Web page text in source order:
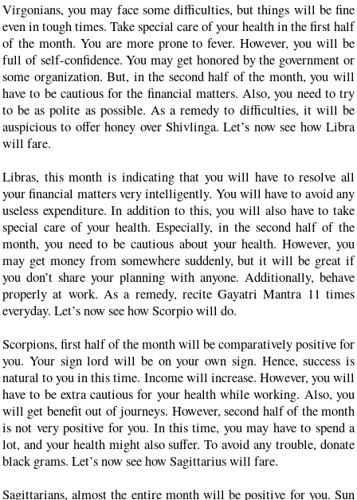
Virgonians, you may face some difficulties, but things will be fine
even in tough times. Take special care of your health in the first half
of the month. You are more prone to fever. However, you will be
full of self-confidence. You may get honored by the government or
some organization. But, in the second half of the month, you will
have to be cautious for the financial matters. Also, you need to try
to be as polite as possible. As a remedy to difficulties, it will be
auspicious to offer honey over Shivlinga. Let’s now see how Libra
will fare.
Libras, this month is indicating that you will have to resolve all
your financial matters very intelligently. You will have to avoid any
useless expenditure. In addition to this, you will also have to take
special care of your health. Especially, in the second half of the
month, you need to be cautious about your health. However, you
may get money from somewhere suddenly, but it will be great if
you don’t share your planning with anyone. Additionally, behave
properly at work. As a remedy, recite Gayatri Mantra 11 times
everyday. Let’s now see how Scorpio will do.
Scorpions, first half of the month will be comparatively positive for
you. Your sign lord will be on your own sign. Hence, success is
natural to you in this time. Income will increase. However, you will
have to be extra cautious for your health while working. Also, you
will get benefit out of journeys. However, second half of the month
is not very positive for you. In this time, you may have to spend a
lot, and your health might also suffer. To avoid any trouble, donate
black grams. Let’s now see how Sagittarius will fare.
Sagittarians, almost the entire month will be positive for you. Sun